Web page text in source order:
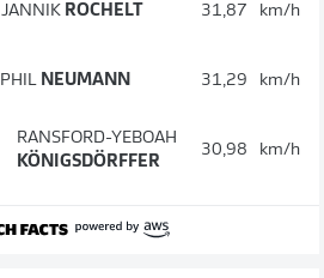
JANNIK ROCHELT 31,87 km/h
PHIL NEUMANN 31,29 km/h
RANSFORD-YEBOAH
KÖNIGSDÖRFFER
30,98 km/h